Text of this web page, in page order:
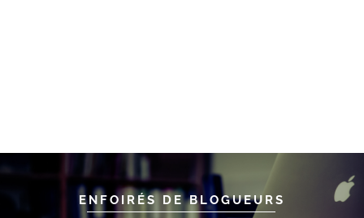
ENFOIRÉS DE BLOGUEURS